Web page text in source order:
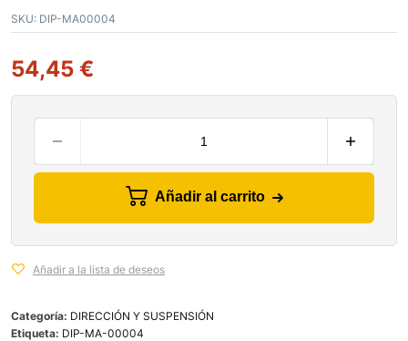
SKU: DIP-MA00004
54,45 €
Añadir al carrito
Añadir a la lista de deseos
Categoría: DIRECCIÓN Y SUSPENSIÓN
Etiqueta: DIP-MA-00004